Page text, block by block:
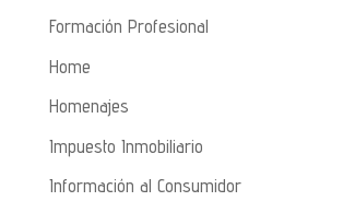
Formación Profesional
Home
Homenajes
Impuesto Inmobiliario
Información al Consumidor